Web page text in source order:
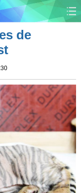
MONDE
SOCIÉTÉ
SPORTS
DOCUMENTS
PHOTOS
de